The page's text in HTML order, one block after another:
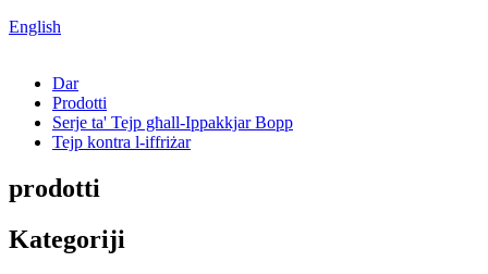
English
Dar
Prodotti
Serje ta' Tejp għall-Ippakkjar Bopp
Tejp kontra l-iffriżar
prodotti
Kategoriji